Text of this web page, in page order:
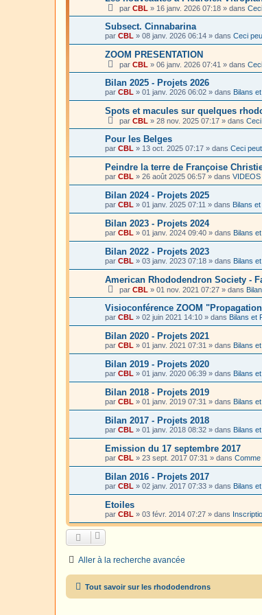
par CBL » 16 janv. 2026 07:18 » dans
Subsect. Cinnabarina
par CBL » 08 janv. 2026 06:14 » dans Ceci
ZOOM PRESENTATION
par CBL » 06 janv. 2026 07:41 » dans
Bilan 2025 - Projets 2026
par CBL » 01 janv. 2026 06:02 » dans Bilans
Spots et macules sur quelques
par CBL » 28 nov. 2025 07:17 » dans
Pour les Belges
par CBL » 13 oct. 2025 07:17 » dans Ceci
Peindre la terre de Françoise
par CBL » 26 août 2025 06:57 » dans VIDEOS
Bilan 2024 - Projets 2025
par CBL » 01 janv. 2025 07:11 » dans Bilans et
Bilan 2023 - Projets 2024
par CBL » 01 janv. 2024 09:40 » dans Bilans
Bilan 2022 - Projets 2023
par CBL » 03 janv. 2023 07:18 » dans Bilans
American Rhododendron Society -
par CBL » 01 nov. 2021 07:27 » dans
Visioconférence ZOOM
par CBL » 02 juin 2021 14:10 » dans Bilans et
Bilan 2020 - Projets 2021
par CBL » 01 janv. 2021 07:31 » dans Bilans
Bilan 2019 - Projets 2020
par CBL » 01 janv. 2020 06:39 » dans Bilans
Bilan 2018 - Projets 2019
par CBL » 01 janv. 2019 07:31 » dans Bilans
Bilan 2017 - Projets 2018
par CBL » 01 janv. 2018 08:32 » dans Bilans
Emission du 17 septembre 2017
par CBL » 23 sept. 2017 07:31 » dans
Bilan 2016 - Projets 2017
par CBL » 02 janv. 2017 07:33 » dans Bilans
Etoiles
par CBL » 03 févr. 2014 07:27 » dans
Aller à la recherche avancée
Tout savoir sur les rhododendrons